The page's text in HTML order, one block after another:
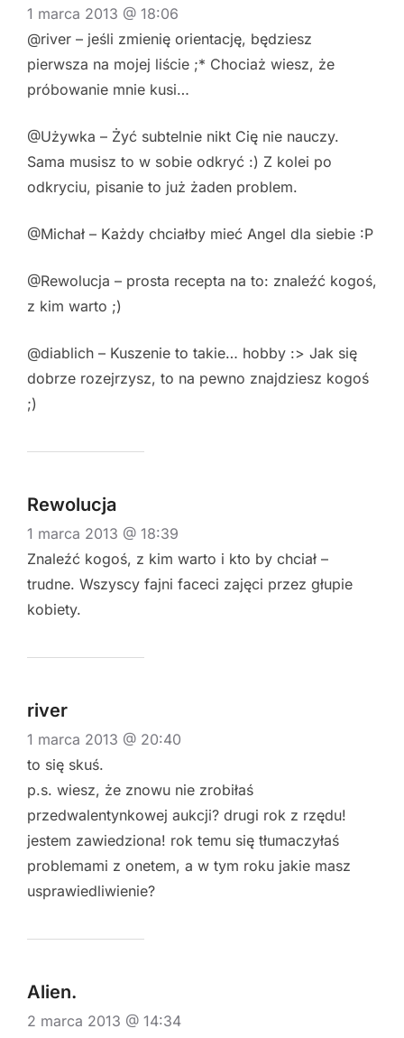
1 marca 2013 @ 18:06
@river – jeśli zmienię orientację, będziesz
pierwsza na mojej liście ;* Chociaż wiesz, że
próbowanie mnie kusi…
@Używka – Żyć subtelnie nikt Cię nie nauczy.
Sama musisz to w sobie odkryć :) Z kolei po
odkryciu, pisanie to już żaden problem.
@Michał – Każdy chciałby mieć Angel dla siebie :P
@Rewolucja – prosta recepta na to: znaleźć kogoś,
z kim warto ;)
@diablich – Kuszenie to takie… hobby :> Jak się
dobrze rozejrzysz, to na pewno znajdziesz kogoś
;)
Rewolucja
1 marca 2013 @ 18:39
Znaleźć kogoś, z kim warto i kto by chciał –
trudne. Wszyscy fajni faceci zajęci przez głupie
kobiety.
river
1 marca 2013 @ 20:40
to się skuś.
p.s. wiesz, że znowu nie zrobiłaś
przedwalentynkowej aukcji? drugi rok z rzędu!
jestem zawiedziona! rok temu się tłumaczyłaś
problemami z onetem, a w tym roku jakie masz
usprawiedliwienie?
Alien.
2 marca 2013 @ 14:34